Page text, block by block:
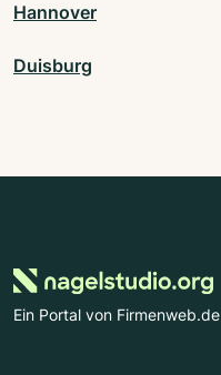
Hannover
Duisburg
Ein Portal von Firmenweb.de